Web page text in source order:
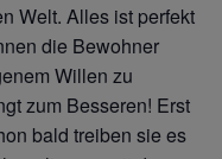
Welt. Alles ist perfekt
die Bewohner
Willen zu
zum Besseren! Erst
bald treiben sie es